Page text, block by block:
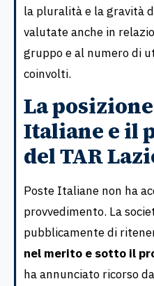
la pluralità e la gravità
valutate anche in
gruppo e al numero di
coinvolti.
La
Italiane e il
del TAR
Poste Italiane non ha
provvedimento. La
pubblicamente di
nel merito e sotto il
ha annunciato ricorso